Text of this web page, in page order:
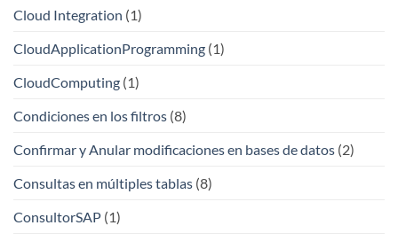
Cloud Integration (1)
CloudApplicationProgramming (1)
CloudComputing (1)
Condiciones en los filtros (8)
Confirmar y Anular modificaciones en bases de datos (2)
Consultas en múltiples tablas (8)
ConsultorSAP (1)